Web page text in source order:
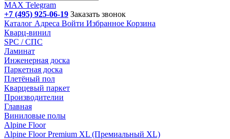
MAX Telegram
+7 (495) 925-06-19 Заказать звонок
Каталог Адреса Войти Избранное Корзина
Кварц-винил
SPC / СПС
Ламинат
Инженерная доска
Паркетная доска
Плетёный пол
Кварцевый паркет
Производителии
Главная
Виниловые полы
Alpine Floor
Alpine Floor Premium XL (Премиальный XL)